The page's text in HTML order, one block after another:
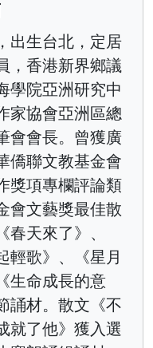
出生台北，定居
，香港新界鄉議
學院亞洲研究中
家協會亞洲區總
會會長。曾獲廣
僑聯文教基金會
獎項專欄評論類
會文藝獎最佳散
天來了》、
輕歌》、《星月
生命成長的意
誦材。散文《不
就了他》獲入選